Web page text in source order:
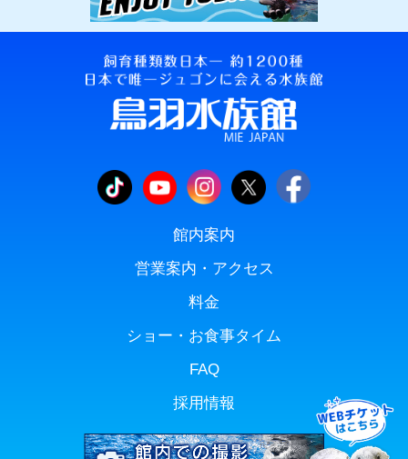
館内案内
営業案内・アクセス
料金
ショー・お食事タイム
FAQ
採用情報